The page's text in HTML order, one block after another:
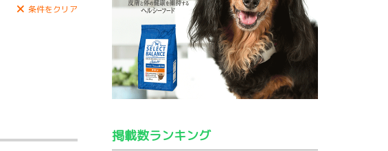
条件をクリア
掲載数ランキング